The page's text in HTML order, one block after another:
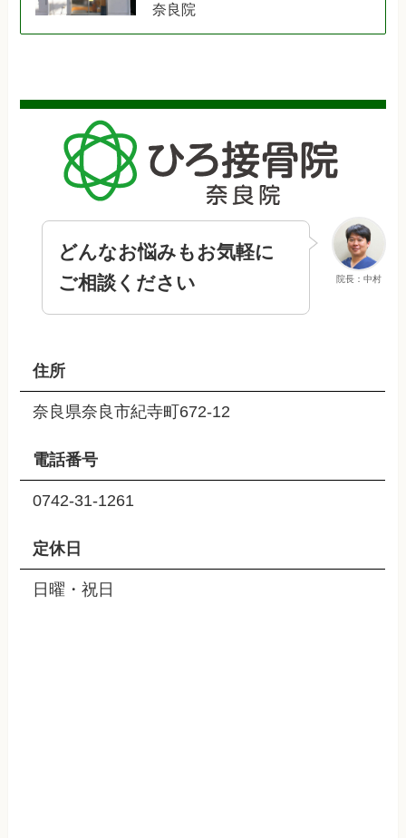
奈良院
院長：中村
どんなお悩みもお気軽に
ご相談ください
住所
奈良県奈良市紀寺町672-12
電話番号
0742-31-1261
定休日
日曜・祝日